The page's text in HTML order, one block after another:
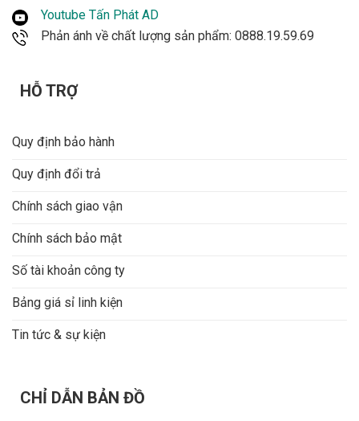
Youtube Tấn Phát AD
Phản ánh về chất lượng sản phẩm: 0888.19.59.69
HỖ TRỢ
Quy định bảo hành
Quy định đổi trả
Chính sách giao vận
Chính sách bảo mật
Số tài khoản công ty
Bảng giá sỉ linh kiện
Tin tức & sự kiện
CHỈ DẪN BẢN ĐỒ